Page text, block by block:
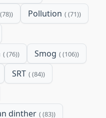
(78) Pollution (71)
(76) Smog (106)
SRT (84)
dinther (83)